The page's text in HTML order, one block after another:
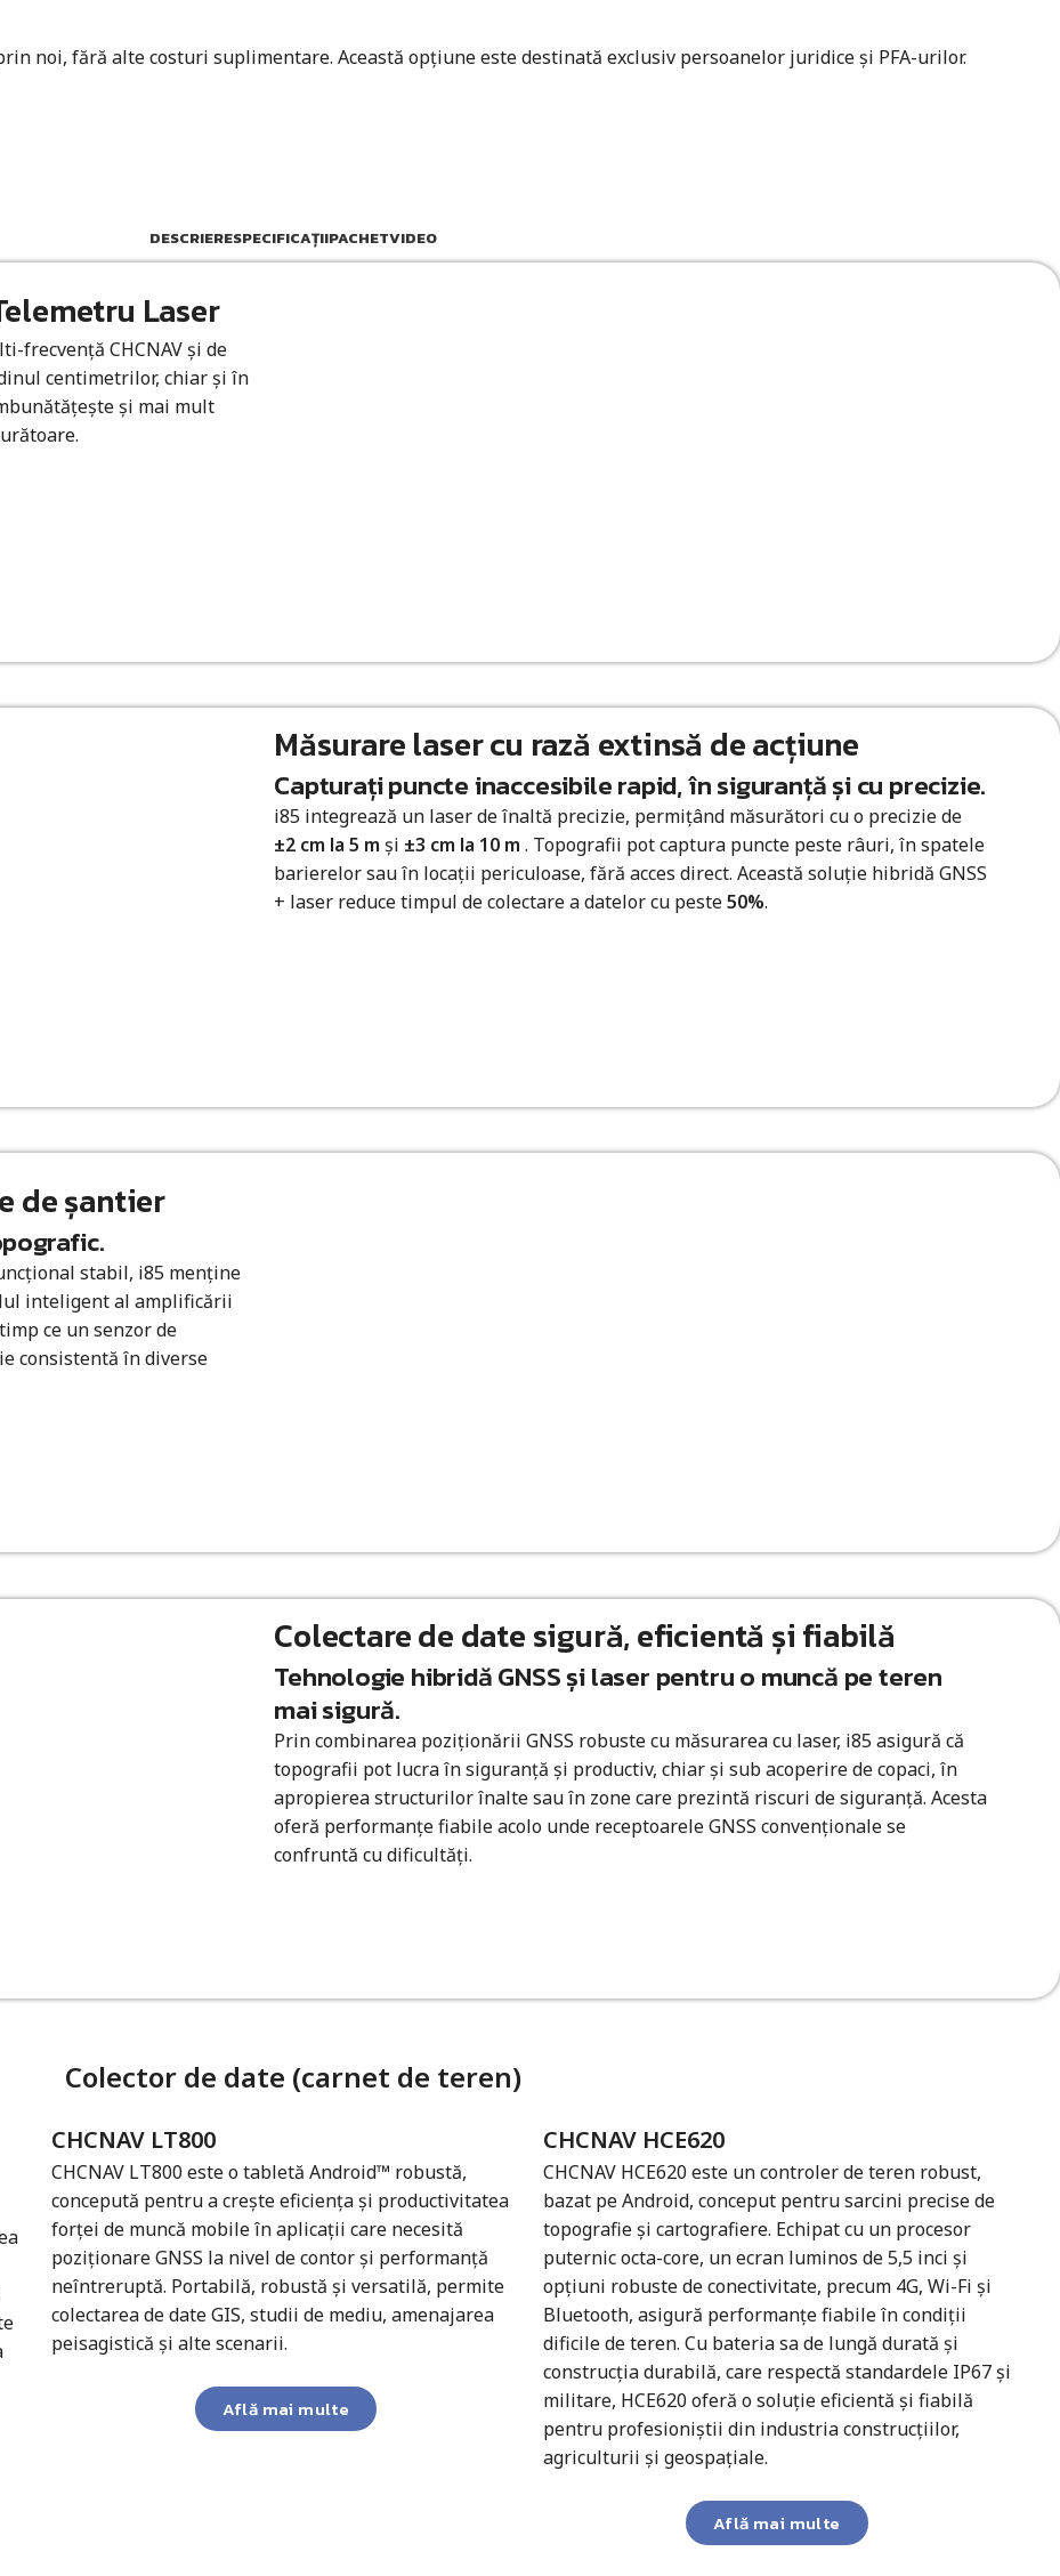
noi, fără alte costuri suplimentare. Această opțiune este destinată exclusiv persoanelor juridice și PFA-urilor.
DESCRIERESPECIFICAȚIIPACHETVIDEO
Laser
frecvență CHCNAV și de
centimetrilor, chiar și în
și mai mult
Măsurare laser cu rază extinsă de acțiune
Capturați puncte inaccesibile rapid, în siguranță și cu precizie.
i85 integrează un laser de înaltă precizie, permițând măsurători cu o precizie de
±2 cm la 5 m și ±3 cm la 10 m . Topografii pot captura puncte peste râuri, în spatele
barierelor sau în locații periculoase, fără acces direct. Această soluție hibridă GNSS
+ laser reduce timpul de colectare a datelor cu peste50%.
de șantier
stabil, i85 menține
inteligent al amplificării
ce un senzor de
consistentă în diverse
Colectare de date sigură, eficientă și fiabilă
Tehnologie hibridă GNSS și laser pentru o muncă pe teren
mai sigură.
Prin combinarea poziționării GNSS robuste cu măsurarea cu laser, i85 asigură că
topografii pot lucra în siguranță și productiv, chiar și sub acoperire de copaci, în
apropierea structurilor înalte sau în zone care prezintă riscuri de siguranță. Acesta
oferă performanțe fiabile acolo unde receptoarele GNSS convenționale se
confruntă cu dificultăți.
Colector de date (carnet de teren)
CHCNAV LT800
CHCNAV LT800 este o tabletă Android™ robustă,
concepută pentru a crește eficiența și productivitatea
forței de muncă mobile în aplicații care necesită
poziționare GNSS la nivel de contor și performanță
neîntreruptă. Portabilă, robustă și versatilă, permite
colectarea de date GIS, studii de mediu, amenajarea
peisagistică și alte scenarii.
Află mai multe
CHCNAV HCE620
CHCNAV HCE620 este un controler de teren robust,
bazat pe Android, conceput pentru sarcini precise de
topografie și cartografiere. Echipat cu un procesor
puternic octa-core, un ecran luminos de 5,5 inci și
opțiuni robuste de conectivitate, precum 4G, Wi-Fi și
Bluetooth, asigură performanțe fiabile în condiții
dificile de teren. Cu bateria sa de lungă durată și
construcția durabilă, care respectă standardele IP67 și
militare, HCE620 oferă o soluție eficientă și fiabilă
pentru profesioniștii din industria construcțiilor,
agriculturii și geospațiale.
Află mai multe